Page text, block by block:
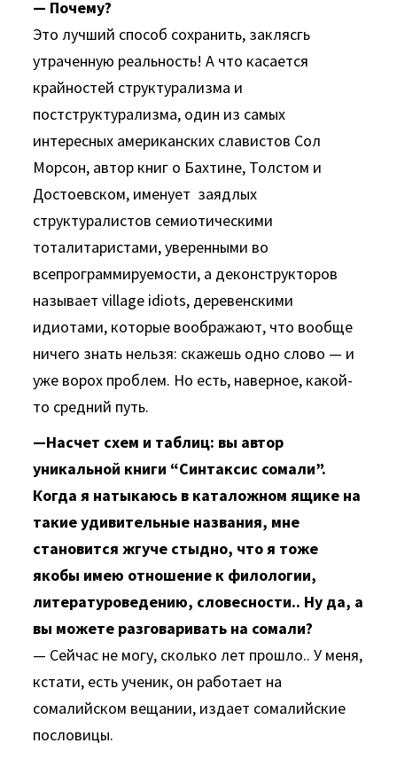
— Почему?
Это лучший способ сохранить, заклясгь
утраченную реальность! А что касается
крайностей структурализма и
постструктурализма, один из самых
интересных американских славистов Сол
Морсон, автор книг о Бахтине, Толстом и
Достоевском, именует заядлых
структуралистов семиотическими
тоталитаристами, уверенными во
всепрограммируемости, а деконструкторов
называет village idiots, деревенскими
идиотами, которые воображают, что вообще
ничего знать нельзя: скажешь одно слово — и
уже ворох проблем. Но есть, наверное, какой-
то средний путь.
—Насчет схем и таблиц: вы автор
уникальной книги “Синтаксис сомали”.
Когда я натыкаюсь в каталожном ящике на
такие удивительные названия, мне
становится жгуче стыдно, что я тоже
якобы имею отношение к филологии,
литературоведению, словесности.. Ну да, а
вы можете разговаривать на сомали?
— Сейчас не могу, сколько лет прошло.. У меня,
кстати, есть ученик, он работает на
сомалийском вещании, издает сомалийские
пословицы.